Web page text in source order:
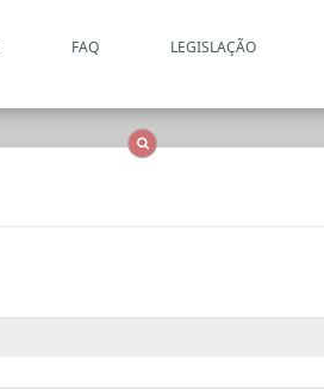
FAQ LEGISLAÇÃO